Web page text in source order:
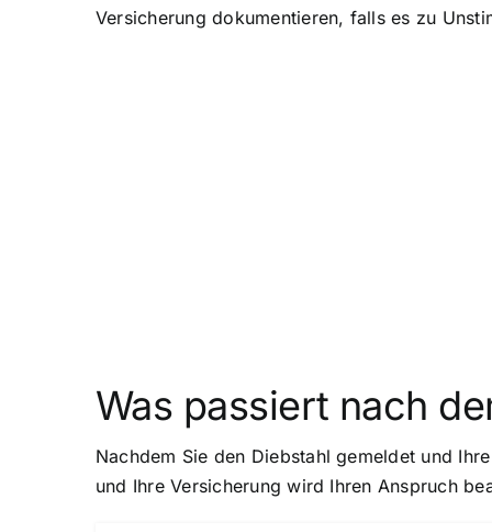
Versicherung dokumentieren, falls es zu
Was passiert nach
Nachdem Sie den Diebstahl gemeldet und
und Ihre Versicherung wird Ihren Anspruch